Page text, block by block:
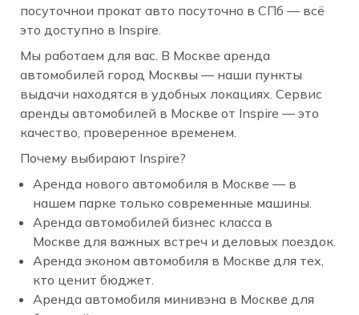
посуточнои прокат авто посуточно в СПб — всё
это доступно в Inspire.
Мы работаем для вас. В Москве аренда
автомобилей город Москвы — наши пункты
выдачи находятся в удобных локациях. Сервис
аренды автомобилей в Москве от Inspire — это
качество, проверенное временем.
Почему выбирают Inspire?
Аренда нового автомобиля в Москве — в
нашем парке только современные машины.
Аренда автомобилей бизнес класса в
Москве для важных встреч и деловых поездок.
Аренда эконом автомобиля в Москве для тех,
кто ценит бюджет.
Аренда автомобиля минивэна в Москве для